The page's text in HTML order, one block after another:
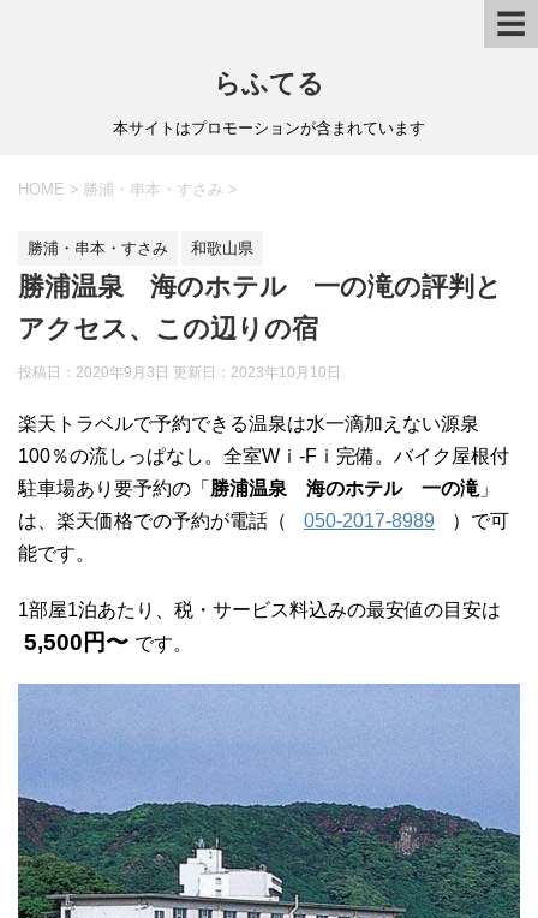
☰
らふてる
本サイトはプロモーションが含まれています
HOME > 勝浦・串本・すさみ >
勝浦・串本・すさみ 和歌山県
勝浦温泉 海のホテル 一の滝の評判と
アクセス、この辺りの宿
投稿日：2020年9月3日 更新日： 2023年10月10日
楽天トラベルで予約できる温泉は水一滴加えない源泉
100％の流しっぱなし。全室Wｉ-Fｉ完備。バイク屋根付
駐車場あり要予約の「 勝浦温泉 海のホテル 一の滝 」
は、楽天価格での予約が電話（
050-2017-8989
）で可
能です。
1部屋1泊あたり、税・サービス料込みの最安値の目安は
5,500円〜 です。